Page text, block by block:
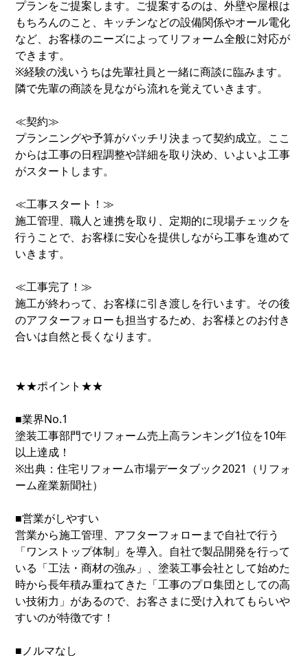
プランをご提案します。ご提案するのは、外壁や屋根は
もちろんのこと、キッチンなどの設備関係やオール電化
など、お客様のニーズによってリフォーム全般に対応が
できます。
※経験の浅いうちは先輩社員と一緒に商談に臨みます。
隣で先輩の商談を見ながら流れを覚えていきます。
≪契約≫
プランニングや予算がバッチリ決まって契約成立。ここ
からは工事の日程調整や詳細を取り決め、いよいよ工事
がスタートします。
≪工事スタート！≫
施工管理、職人と連携を取り、定期的に現場チェックを
行うことで、お客様に安心を提供しながら工事を進めて
いきます。
≪工事完了！≫
施工が終わって、お客様に引き渡しを行います。その後
のアフターフォローも担当するため、お客様とのお付き
合いは自然と長くなります。
★★ポイント★★
■業界No.1
塗装工事部門でリフォーム売上高ランキング1位を10年
以上達成！
※出典：住宅リフォーム市場データブック2021（リフォ
ーム産業新聞社）
■営業がしやすい
営業から施工管理、アフターフォローまで自社で行う
「ワンストップ体制」を導入。自社で製品開発を行って
いる「工法・商材の強み」、塗装工事会社として始めた
時から長年積み重ねてきた「工事のプロ集団としての高
い技術力」があるので、お客さまに受け入れてもらいや
すいのが特徴です！
■ノルマなし